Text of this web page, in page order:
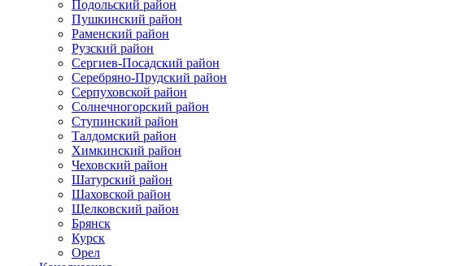
Подольский район
Пушкинский район
Раменский район
Рузский район
Сергиев-Посадский район
Серебряно-Прудский район
Серпуховской район
Солнечногорский район
Ступинский район
Талдомский район
Химкинский район
Чеховский район
Шатурский район
Шаховской район
Щелковский район
Брянск
Курск
Орел